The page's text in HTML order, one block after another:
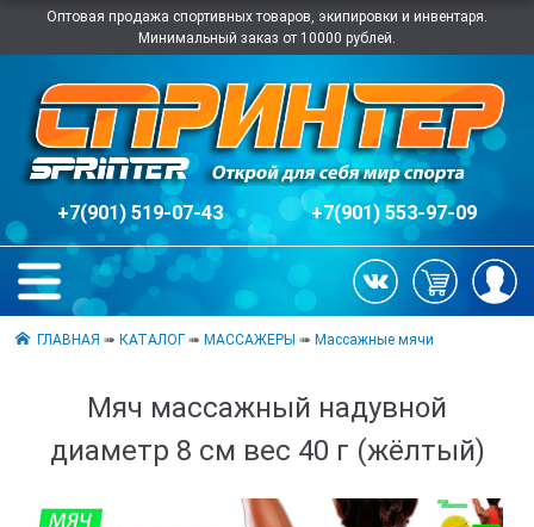
Оптовая продажа спортивных товаров, экипировки и инвентаря.
Минимальный заказ от 10000 рублей.
+7(901) 519-07-43 +7(901) 553-97-09
ГЛАВНАЯ ➠КАТАЛОГ ➠МАССАЖЕРЫ ➠Массажные мячи
Мяч массажный надувной
диаметр 8 см вес 40 г (жёлтый)